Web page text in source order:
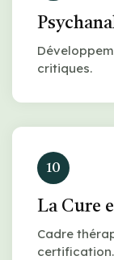
critiques.
10
La Cure
Cadre
certification.